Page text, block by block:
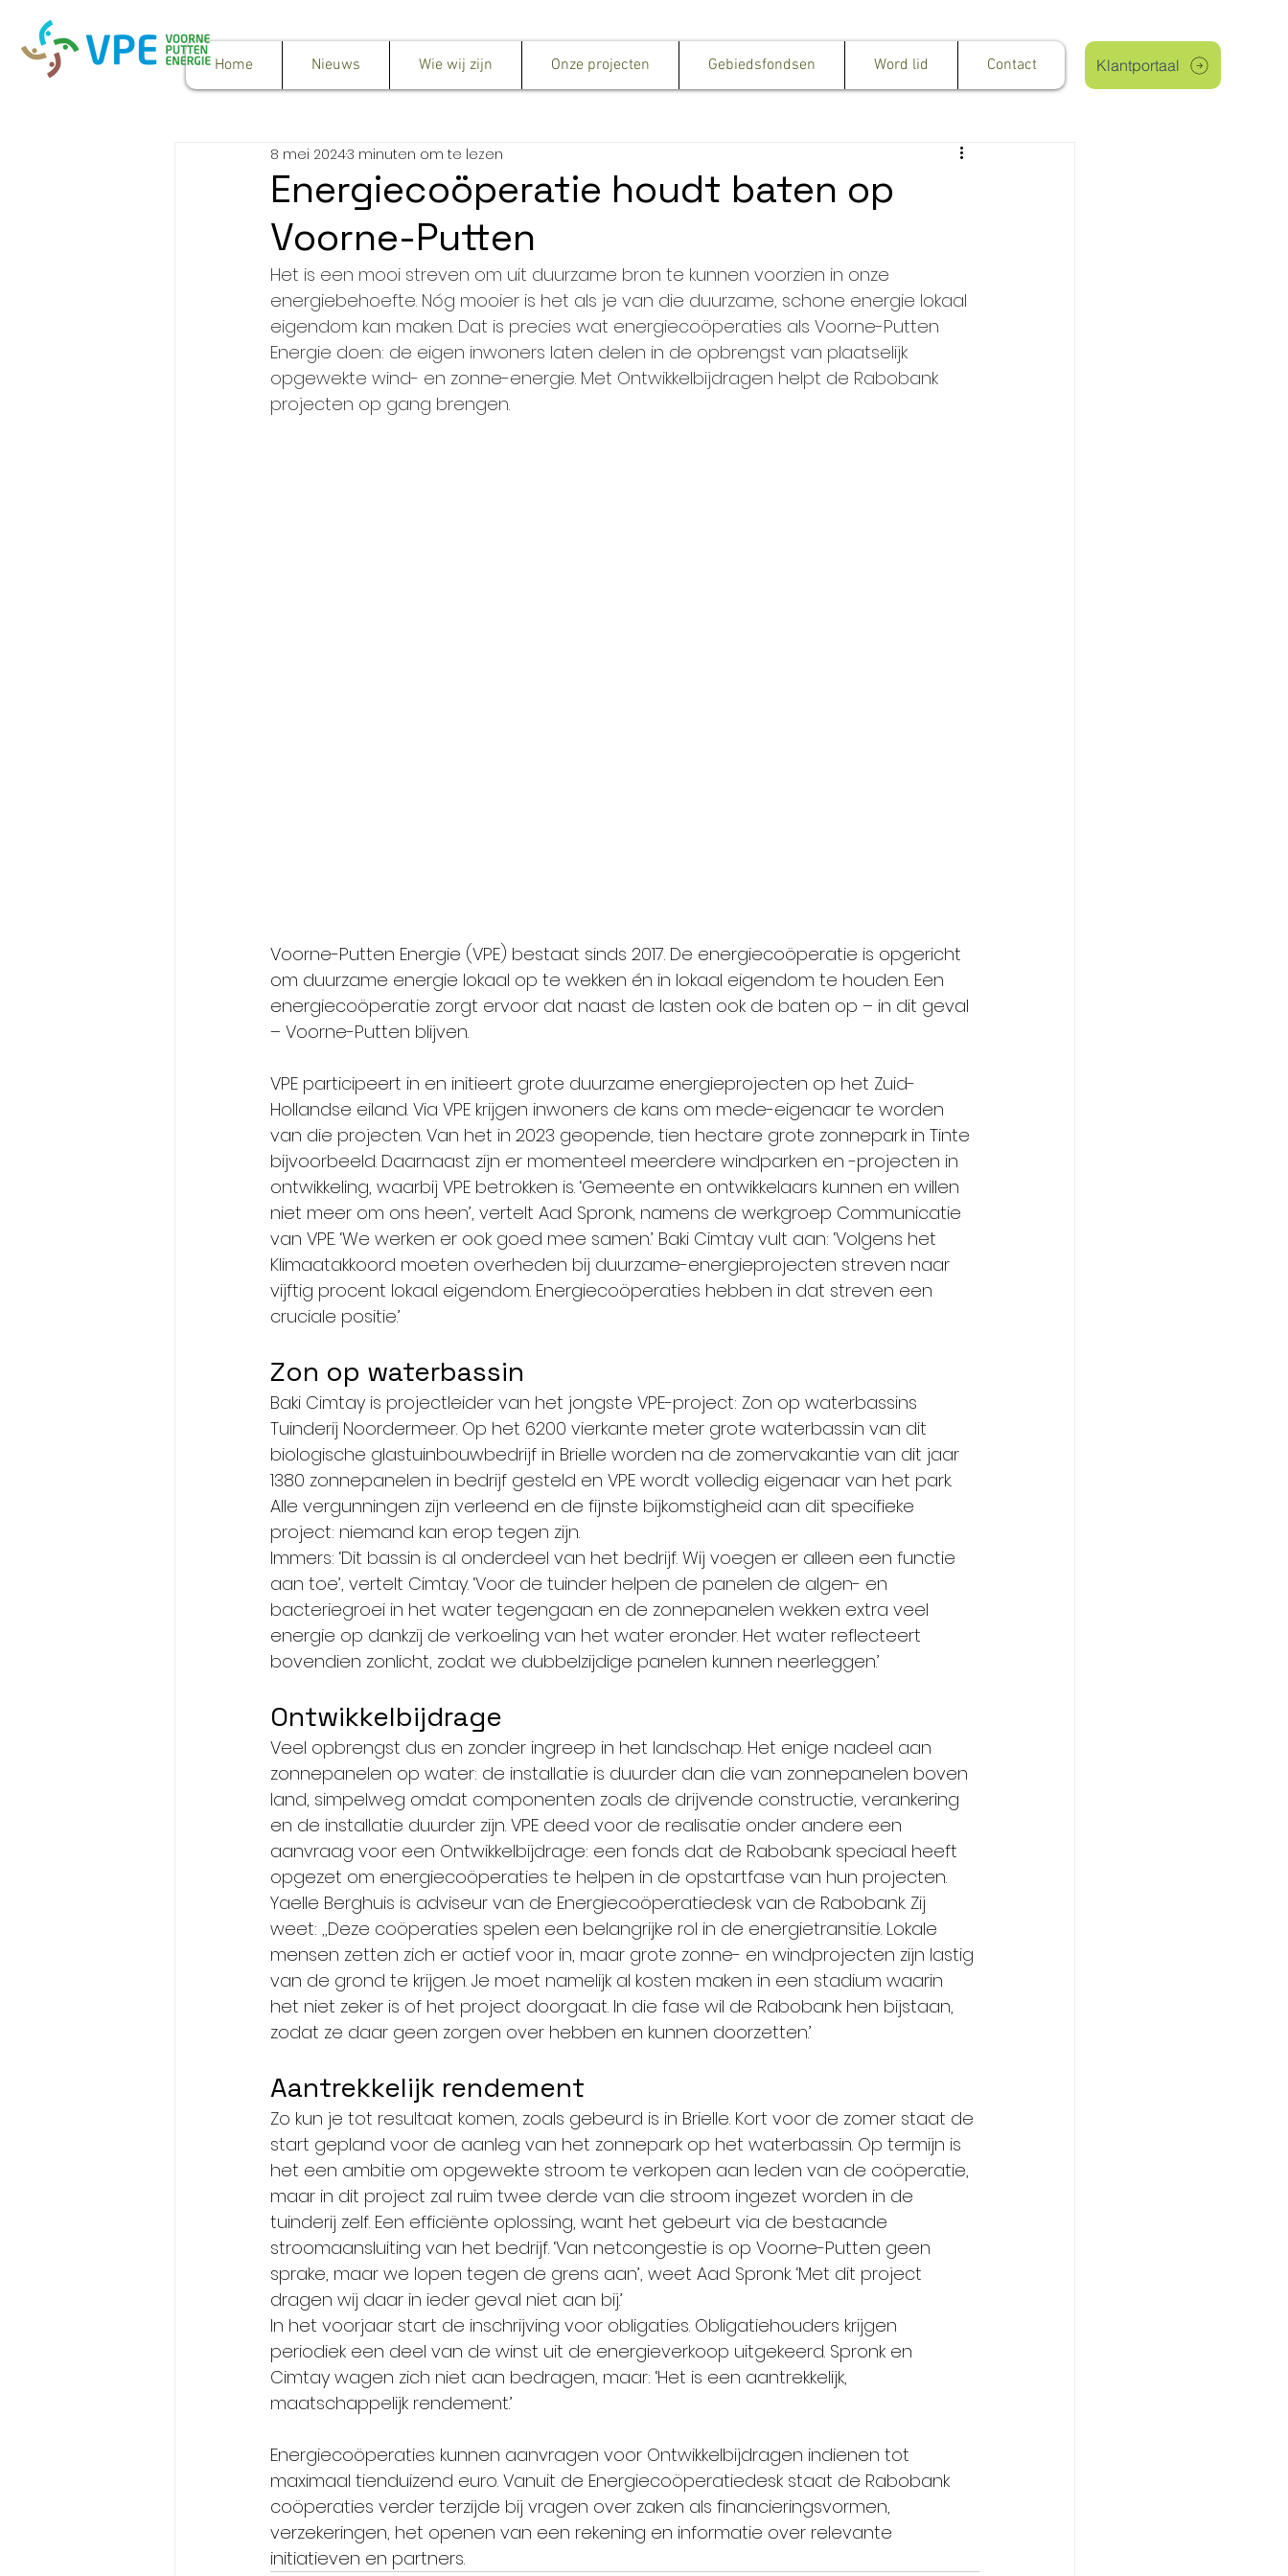
Home Nieuws Wie wij zijn Onze projecten Gebiedsfondsen Word lid Contact Klantportaal
Energiecoöperatie houdt baten op
Voorne-Putten
8 mei 20243 minuten om te lezen
Het is een mooi streven om uit duurzame bron te kunnen voorzien in onze
energiebehoefte. Nóg mooier is het als je van die duurzame, schone energie lokaal
eigendom kan maken. Dat is precies wat energiecoöperaties als Voorne-Putten
Energie doen: de eigen inwoners laten delen in de opbrengst van plaatselijk
opgewekte wind- en zonne-energie. Met Ontwikkelbijdragen helpt de Rabobank
projecten op gang brengen.
Voorne-Putten Energie (VPE) bestaat sinds 2017. De energiecoöperatie is opgericht
om duurzame energie lokaal op te wekken én in lokaal eigendom te houden. Een
energiecoöperatie zorgt ervoor dat naast de lasten ook de baten op – in dit geval
– Voorne-Putten blijven.
VPE participeert in en initieert grote duurzame energieprojecten op het Zuid-
Hollandse eiland. Via VPE krijgen inwoners de kans om mede-eigenaar te worden
van die projecten. Van het in 2023 geopende, tien hectare grote zonnepark in Tinte
bijvoorbeeld. Daarnaast zijn er momenteel meerdere windparken en -projecten in
ontwikkeling, waarbij VPE betrokken is. ‘Gemeente en ontwikkelaars kunnen en willen
niet meer om ons heen’, vertelt Aad Spronk, namens de werkgroep Communicatie
van VPE. ‘We werken er ook goed mee samen.’ Baki Cimtay vult aan: ‘Volgens het
Klimaatakkoord moeten overheden bij duurzame-energieprojecten streven naar
vijftig procent lokaal eigendom. Energiecoöperaties hebben in dat streven een
cruciale positie.’
Zon op waterbassin
Baki Cimtay is projectleider van het jongste VPE-project: Zon op waterbassins
Tuinderij Noordermeer. Op het 6200 vierkante meter grote waterbassin van dit
biologische glastuinbouwbedrijf in Brielle worden na de zomervakantie van dit jaar
1380 zonnepanelen in bedrijf gesteld en VPE wordt volledig eigenaar van het park.
Alle vergunningen zijn verleend en de fijnste bijkomstigheid aan dit specifieke
project: niemand kan erop tegen zijn.
Immers: ‘Dit bassin is al onderdeel van het bedrijf. Wij voegen er alleen een functie
aan toe’, vertelt Cimtay. ‘Voor de tuinder helpen de panelen de algen- en
bacteriegroei in het water tegengaan en de zonnepanelen wekken extra veel
energie op dankzij de verkoeling van het water eronder. Het water reflecteert
bovendien zonlicht, zodat we dubbelzijdige panelen kunnen neerleggen.’
Ontwikkelbijdrage
Veel opbrengst dus en zonder ingreep in het landschap. Het enige nadeel aan
zonnepanelen op water: de installatie is duurder dan die van zonnepanelen boven
land, simpelweg omdat componenten zoals de drijvende constructie, verankering
en de installatie duurder zijn. VPE deed voor de realisatie onder andere een
aanvraag voor een Ontwikkelbijdrage: een fonds dat de Rabobank speciaal heeft
opgezet om energiecoöperaties te helpen in de opstartfase van hun projecten.
Yaelle Berghuis is adviseur van de Energiecoöperatiedesk van de Rabobank. Zij
weet: ,,Deze coöperaties spelen een belangrijke rol in de energietransitie. Lokale
mensen zetten zich er actief voor in, maar grote zonne- en windprojecten zijn lastig
van de grond te krijgen. Je moet namelijk al kosten maken in een stadium waarin
het niet zeker is of het project doorgaat. In die fase wil de Rabobank hen bijstaan,
zodat ze daar geen zorgen over hebben en kunnen doorzetten.’
Aantrekkelijk rendement
Zo kun je tot resultaat komen, zoals gebeurd is in Brielle. Kort voor de zomer staat de
start gepland voor de aanleg van het zonnepark op het waterbassin. Op termijn is
het een ambitie om opgewekte stroom te verkopen aan leden van de coöperatie,
maar in dit project zal ruim twee derde van die stroom ingezet worden in de
tuinderij zelf. Een efficiënte oplossing, want het gebeurt via de bestaande
stroomaansluiting van het bedrijf. ‘Van netcongestie is op Voorne-Putten geen
sprake, maar we lopen tegen de grens aan’, weet Aad Spronk. ‘Met dit project
dragen wij daar in ieder geval niet aan bij.’
In het voorjaar start de inschrijving voor obligaties. Obligatiehouders krijgen
periodiek een deel van de winst uit de energieverkoop uitgekeerd. Spronk en
Cimtay wagen zich niet aan bedragen, maar: ‘Het is een aantrekkelijk,
maatschappelijk rendement.’
Energiecoöperaties kunnen aanvragen voor Ontwikkelbijdragen indienen tot
maximaal tienduizend euro. Vanuit de Energiecoöperatiedesk staat de Rabobank
coöperaties verder terzijde bij vragen over zaken als financieringsvormen,
verzekeringen, het openen van een rekening en informatie over relevante
initiatieven en partners.